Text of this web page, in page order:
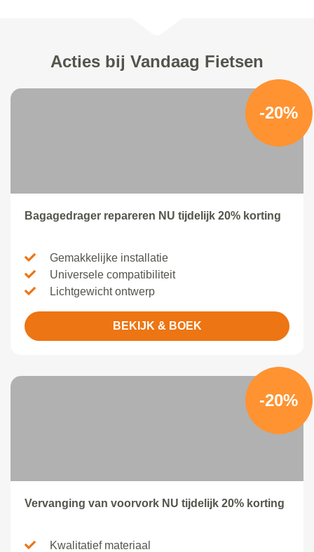
Acties bij Vandaag Fietsen
-20%
Bagagedrager repareren NU tijdelijk 20% korting
Gemakkelijke installatie
Universele compatibiliteit
Lichtgewicht ontwerp
BEKIJK & BOEK
-20%
Vervanging van voorvork NU tijdelijk 20% korting
Kwalitatief materiaal